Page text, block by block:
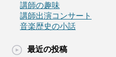
講師の趣味
講師出演コンサート
音楽歴史の小話
最近の投稿